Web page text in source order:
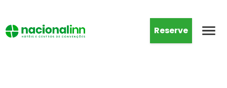
Reserve